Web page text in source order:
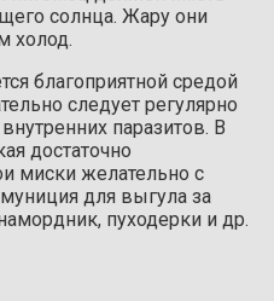
солнца. Жару они
холод.
благоприятной средой
следует регулярно
паразитов. В
достаточно
миски желательно с
для выгула за
пуходерки и др.